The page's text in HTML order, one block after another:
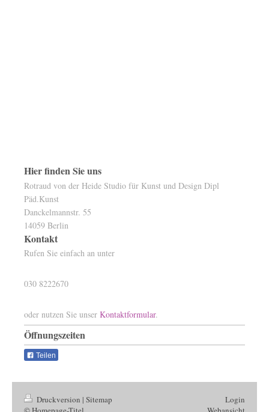
Hier finden Sie uns
Rotraud von der Heide Studio für Kunst und Design Dipl
Päd.Kunst
Danckelmannstr. 55
14059 Berlin
Kontakt
Rufen Sie einfach an unter
030 8222670
oder nutzen Sie unser Kontaktformular.
Öffnungszeiten
Teilen
Druckversion | Sitemap
Login